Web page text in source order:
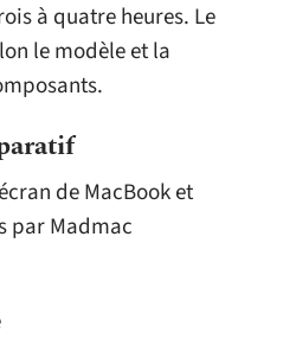
à quatre heures. Le
le modèle et la
de MacBook et
par Madmac